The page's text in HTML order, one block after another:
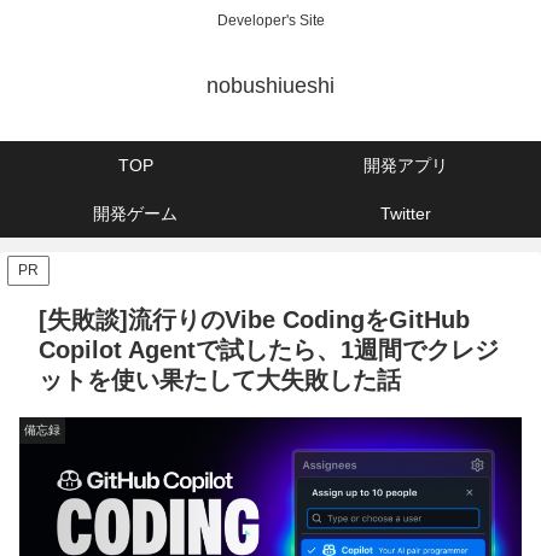
Developer's Site
nobushiueshi
TOP 開発アプリ
開発ゲーム Twitter
PR
[失敗談]流行りのVibe CodingをGitHub
Copilot Agentで試したら、1週間でクレジ
ットを使い果たして大失敗した話
備忘録